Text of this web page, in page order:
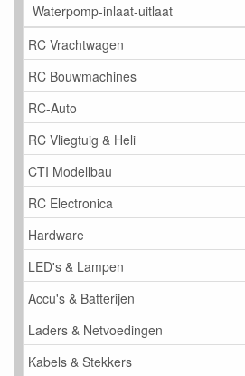
Waterpomp-inlaat-uitlaat
RC Vrachtwagen
RC Bouwmachines
RC-Auto
RC Vliegtuig & Heli
CTI Modellbau
RC Electronica
Hardware
LED's & Lampen
Accu's & Batterijen
Laders & Netvoedingen
Kabels & Stekkers